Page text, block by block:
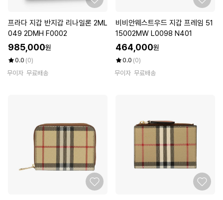
프라다 지갑 반지갑 리나일론 2ML
049 2DMH F0002
985,000원
0.0 (0)
무이자 무료배송
비비안웨스트우드 지갑 프레임 51
15002MW L0098 N401
464,000원
0.0 (0)
무이자 무료배송